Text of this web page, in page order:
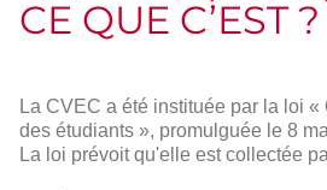
CE QUE C’EST ?
La CVEC a été instituée par la loi «
des étudiants », promulguée le 8
La loi prévoit qu'elle est collectée